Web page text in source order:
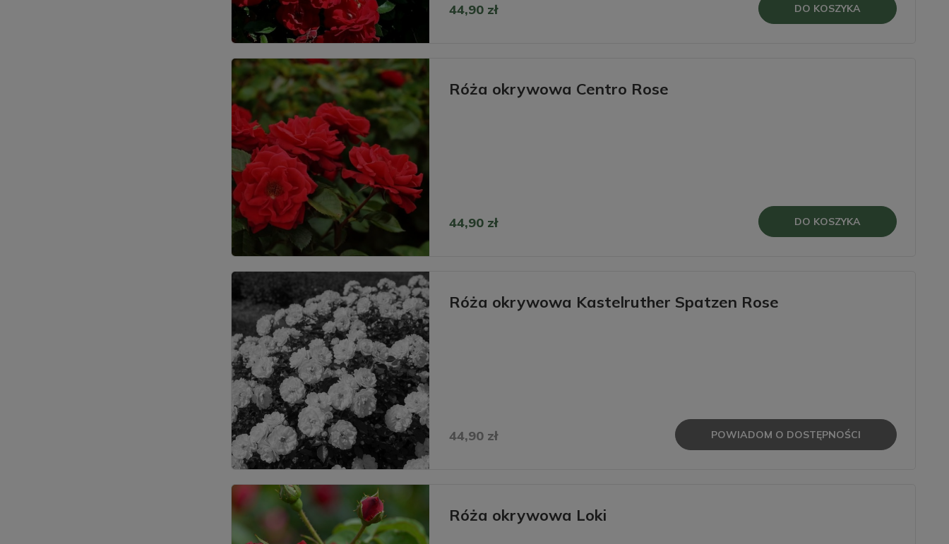
44,90 zł DO KOSZYKA
Róża okrywowa Centro Rose
44,90 zł DO KOSZYKA
Róża okrywowa Kastelruther Spatzen Rose
44,90 zł POWIADOM O DOSTĘPNOŚCI
Róża okrywowa Loki